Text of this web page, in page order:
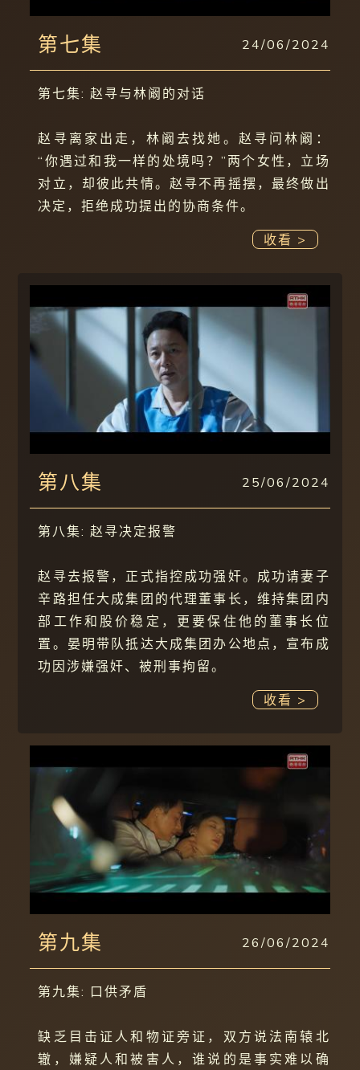
第七集 24/06/2024
第七集: 赵寻与林阚的对话
赵寻离家出走，林阚去找她。赵寻问林阚：
“你遇过和我一样的处境吗？”两个女性，立场
对立，却彼此共情。赵寻不再摇摆，最终做出
决定，拒绝成功提出的协商条件。
收看 >
第八集 25/06/2024
第八集: 赵寻决定报警
赵寻去报警，正式指控成功强奸。成功请妻子
辛路担任大成集团的代理董事长，维持集团内
部工作和股价稳定，更要保住他的董事长位
置。晏明带队抵达大成集团办公地点，宣布成
功因涉嫌强奸、被刑事拘留。
收看 >
第九集 26/06/2024
第九集: 口供矛盾
缺乏目击证人和物证旁证，双方说法南辕北
辙，嫌疑人和被害人，谁说的是事实难以确